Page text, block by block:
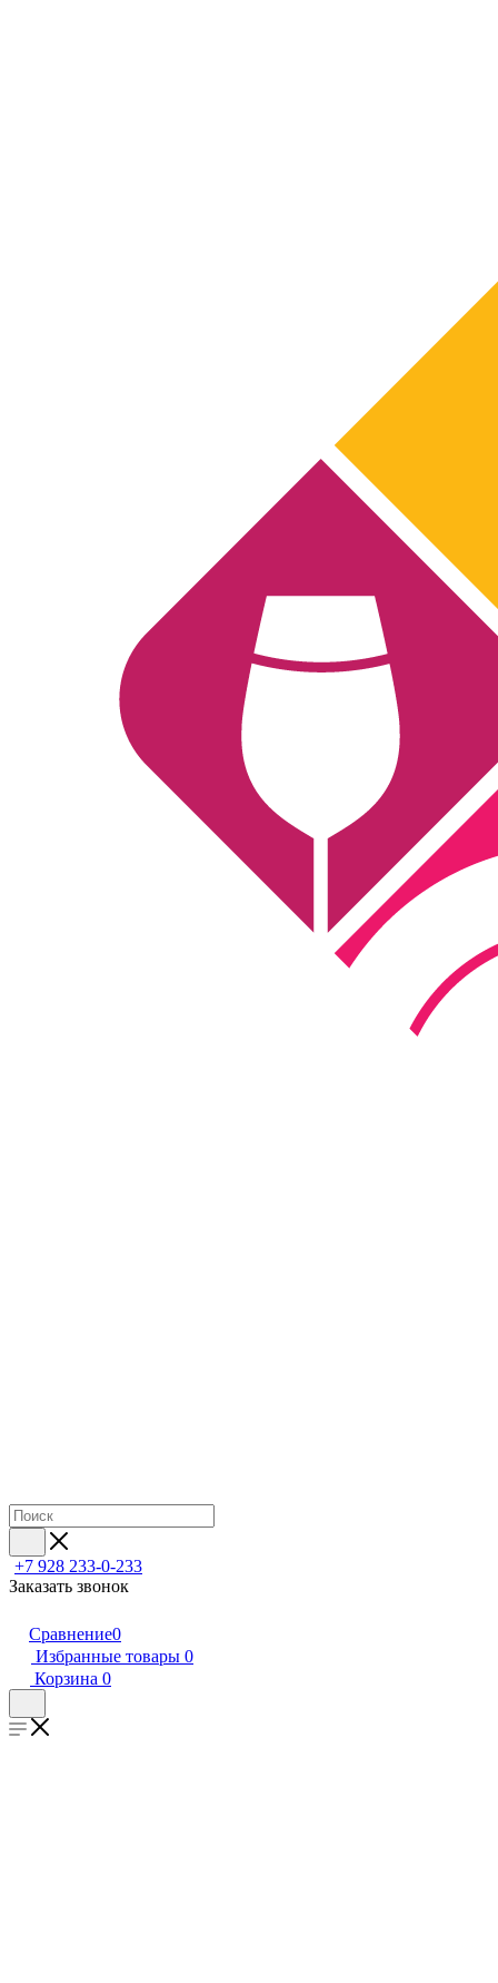
+7 928 233-0-233
Заказать звонок
Сравнение0
Избранные товары 0
Корзина 0